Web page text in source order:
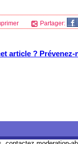
Partager:
article ?